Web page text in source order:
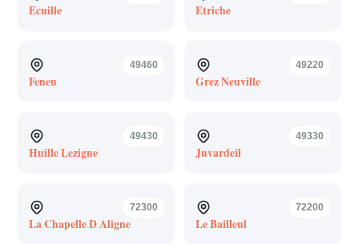
Ecuille Etriche
49460
Feneu
49220
Grez Neuville
49430
Huille Lezigne
49330
Juvardeil
72300
La Chapelle D Aligne
72200
Le Bailleul